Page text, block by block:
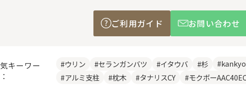
ご利用ガイド お問い合わせ
キーワー
#ウリン #セランガンバツ #イタウバ #杉
#アルミ支柱
#枕木 #タナリスCY #モクボー